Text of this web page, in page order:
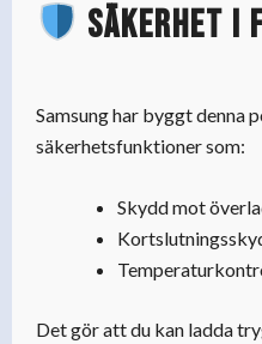
Säkerhet i
Samsung har byggt denna
säkerhetsfunktioner som:
Skydd mot
Det gör att du kan ladda